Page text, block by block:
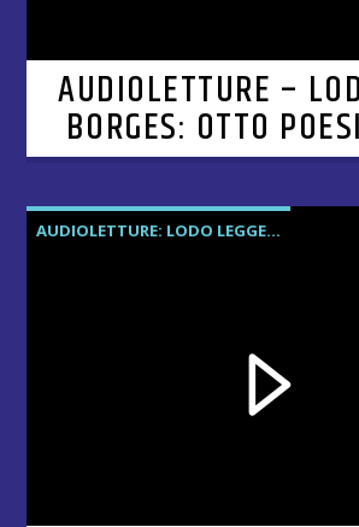
AUDIOLETTURE –
BORGES: OTTO
PROSE
AUDIOLETTURE: LODO LEGGE...